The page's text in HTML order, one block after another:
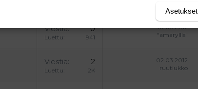
Viestiä 0
Luettu 941
10.06.2012
"amaryllis"
Viestiä 2
Luettu 2K
02.03.2012
ruutiukko
Asetukset